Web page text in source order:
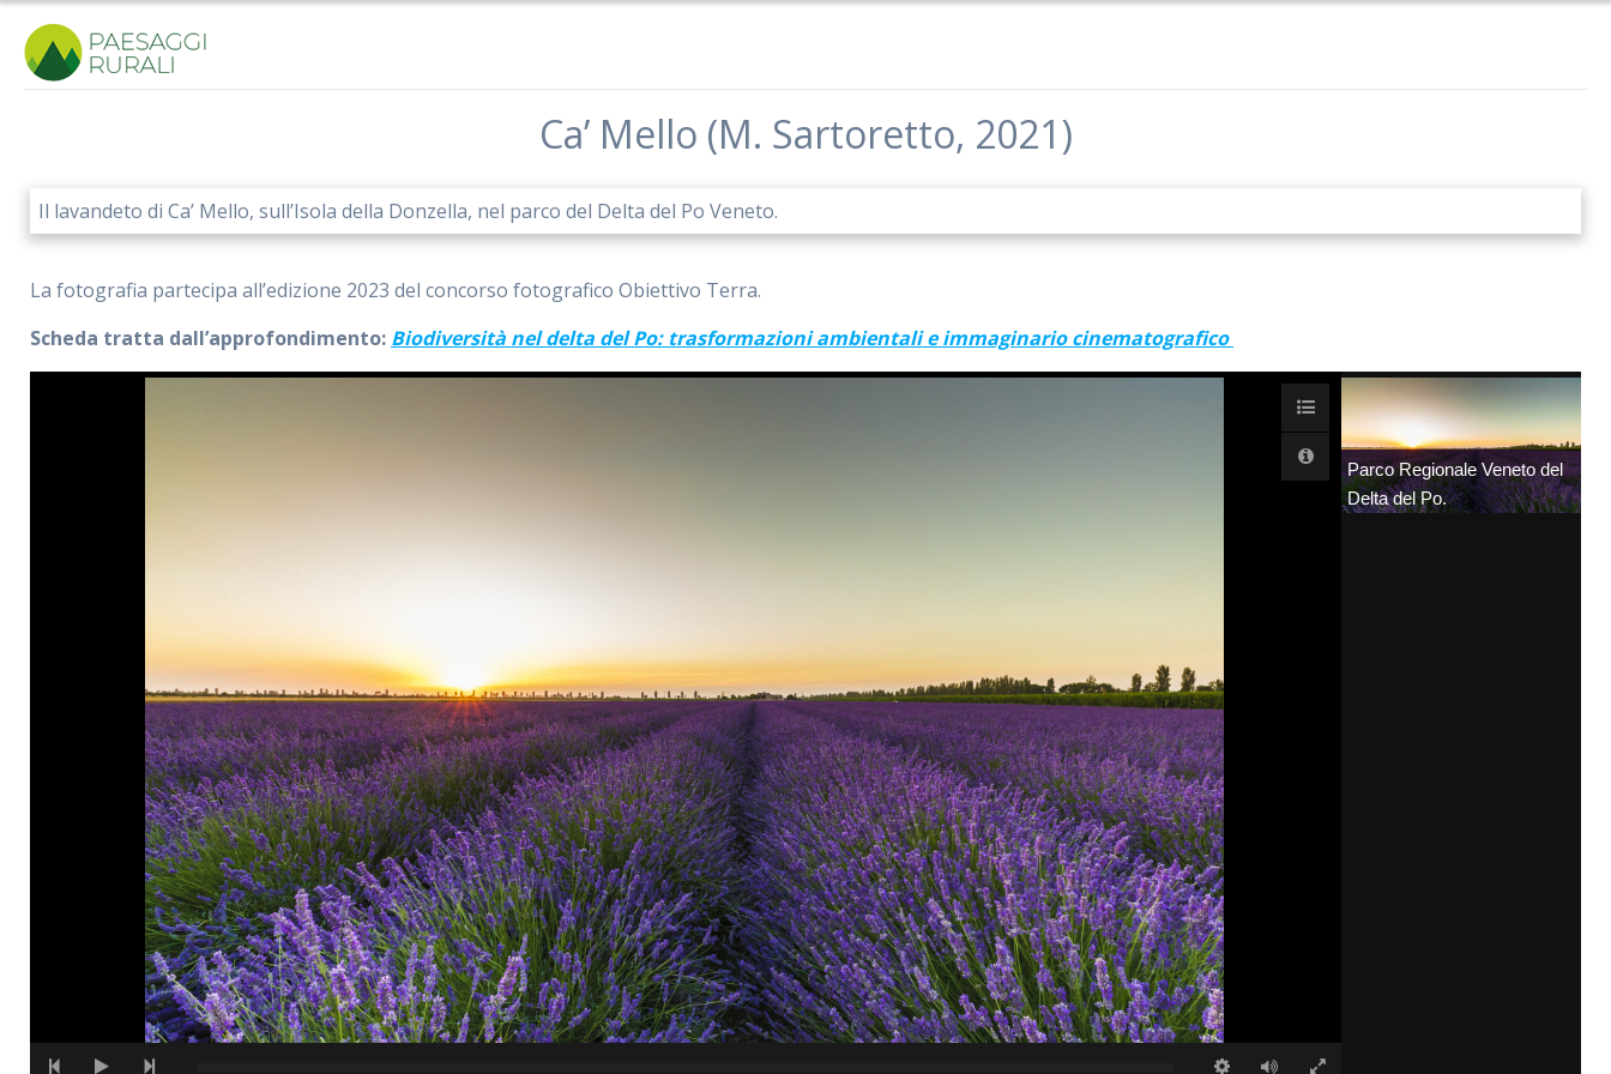
contenuto
Ca’ Mello (M. Sartoretto, 2021)
Il lavandeto di Ca’ Mello, sull’Isola della Donzella, nel parco del Delta del Po Veneto.
La fotografia partecipa all’edizione 2023 del concorso fotografico Obiettivo Terra.
Scheda tratta dall’approfondimento: Biodiversità nel delta del Po: trasformazioni ambientali e immaginario cinematografico
Parco Regionale Veneto del
Delta del Po.